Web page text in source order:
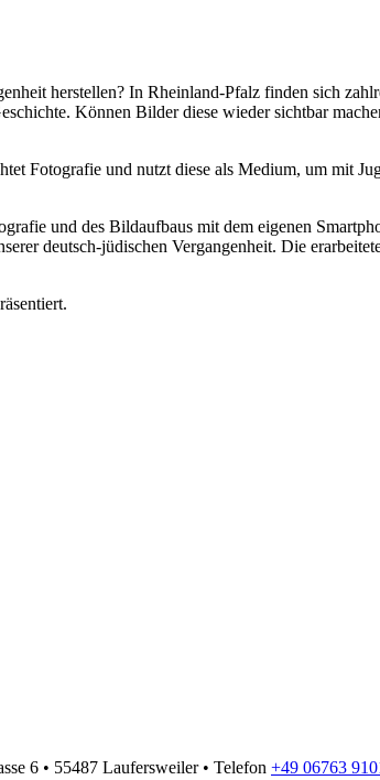
herstellen? In Rheinland-Pfalz finden sich
Können Bilder diese wieder sichtbar
Fotografie und nutzt diese als Medium, um mit
und des Bildaufbaus mit dem eigenen
deutsch-jüdischen Vergangenheit. Die
6 • 55487 Laufersweiler • Telefon +49 06763